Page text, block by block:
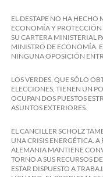
EL DESTAPE NO HA
ECONOMÍA Y
SU CARTERA MINISTERIAL
MINISTRO DE ECONOMÍA.
NINGUNA OPOSICIÓN
LOS VERDES, QUE SÓLO
ELECCIONES, TIENEN UN
OCUPAN DOS PUESTOS
ASUNTOS EXTERIORES.
EL CANCILLER SCHOLZ
UNA CRISIS ENERGÉTICA.
ALEMANIA MANTIENE
TORNO A SUS RECURSOS
ESTAR DISPUESTO A